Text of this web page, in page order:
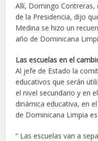
Allí, Domingo Contreras,
de la Presidencia, dijo
Medina se hizo un
año de Dominicana
Las escuelas en el
Al jefe de Estado la
educativos que serán
el nivel secundario y en
dinámica educativa, en
de Dominicana Limpia
“ Las escuelas van a